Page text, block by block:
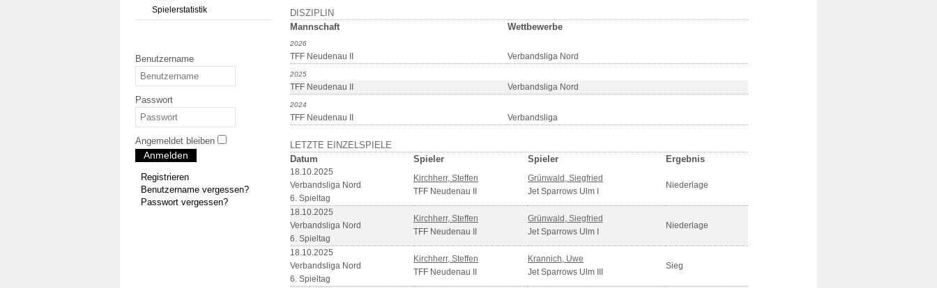
Spielerstatistik
Benutzername
Passwort
Angemeldet bleiben
Anmelden
Registrieren
Benutzername vergessen?
Passwort vergessen?
DISZIPLIN
Mannschaft
Wettbewerbe
2026
TFF Neudenau II Verbandsliga Nord
2025
TFF Neudenau II Verbandsliga Nord
2024
TFF Neudenau II Verbandsliga
LETZTE EINZELSPIELE
Datum
Spieler Spieler Ergebnis
18.10.2025
Verbandsliga Nord
6. Spieltag
Kirchherr, Steffen
TFF Neudenau II
Grünwald, Siegfried
Jet Sparrows Ulm I
Niederlage
18.10.2025
Verbandsliga Nord
6. Spieltag
Kirchherr, Steffen
TFF Neudenau II
Grünwald, Siegfried
Jet Sparrows Ulm I
Niederlage
18.10.2025
Verbandsliga Nord
6. Spieltag
Kirchherr, Steffen
TFF Neudenau II
Krannich, Uwe
Jet Sparrows Ulm III
Sieg